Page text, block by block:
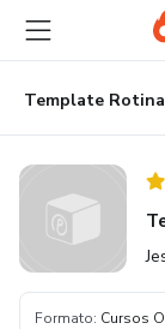
para
conteúdo
principal
para
pagamento
para
rodapé
Formato: Cursos